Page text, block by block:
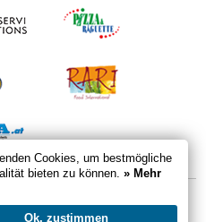
Cookies, um bestmögliche
bieten zu können. » Mehr
Ok, zustimmen
DW 20 | E-Mail: